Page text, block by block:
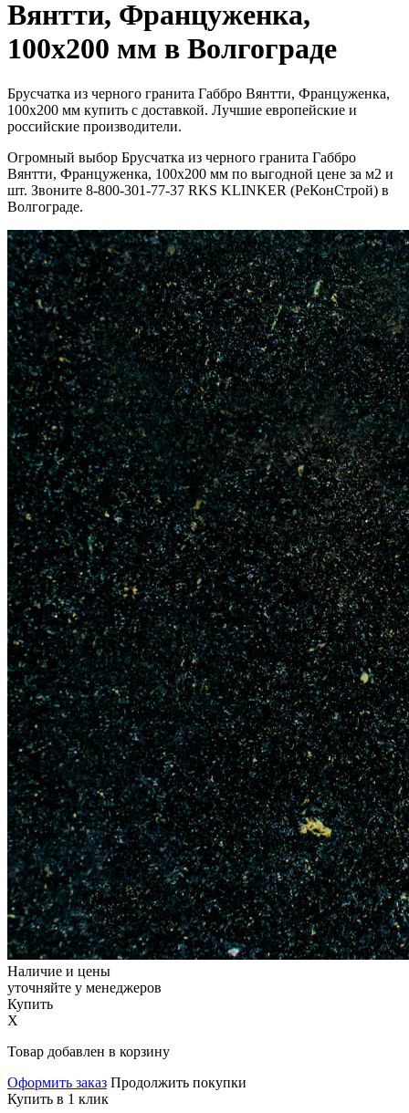
Вянтти, Француженка,
100х200 мм в Волгограде
Брусчатка из черного гранита Габбро Вянтти, Француженка,
100х200 мм купить с доставкой. Лучшие европейские и
российские производители.
Огромный выбор Брусчатка из черного гранита Габбро
Вянтти, Француженка, 100х200 мм по выгодной цене за м2 и
шт. Звоните 8-800-301-77-37 RKS KLINKER (РеКонСтрой) в
Волгограде.
Наличие и цены
уточняйте у менеджеров
Купить
X
Товар добавлен в корзину
Оформить заказ Продолжить покупки
Купить в 1 клик